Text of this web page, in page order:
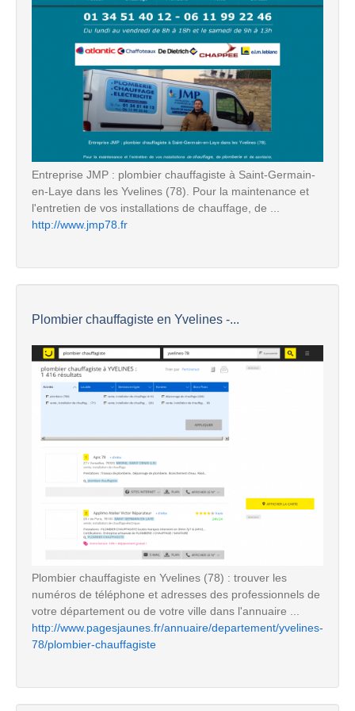
Entreprise JMP : plombier chauffagiste à Saint-Germain-
en-Laye dans les Yvelines (78). Pour la maintenance et
l'entretien de vos installations de chauffage, de ...
http://www.jmp78.fr
Plombier chauffagiste en Yvelines -...
Plombier chauffagiste en Yvelines (78) : trouver les
numéros de téléphone et adresses des professionnels de
votre département ou de votre ville dans l'annuaire ...
http://www.pagesjaunes.fr/annuaire/departement/yvelines-
78/plombier-chauffagiste